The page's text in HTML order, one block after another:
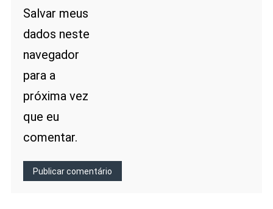
Salvar meus
dados neste
navegador
para a
próxima vez
que eu
comentar.